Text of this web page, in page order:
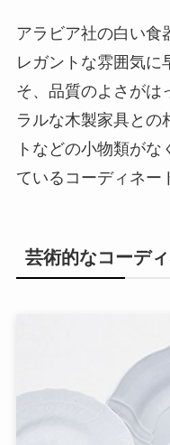
アラビア社の白い食
レガントな雰囲気に
そ、品質のよさがは
ラルな木製家具との
トなどの小物類がな
ているコーディネー
芸術的なコーデ